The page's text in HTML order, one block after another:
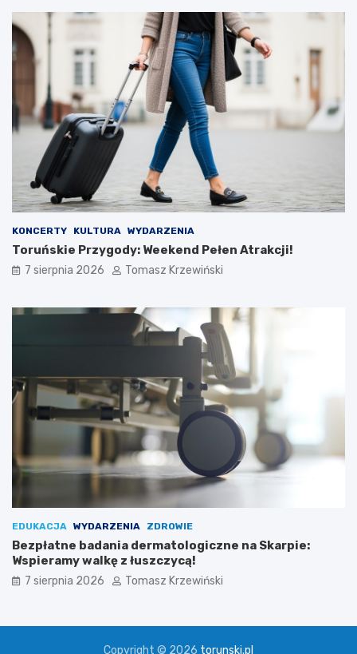
KONCERTY KULTURA WYDARZENIA
Toruńskie Przygody: Weekend Pełen Atrakcji!
7 sierpnia 2026 Tomasz Krzewiński
EDUKACJA WYDARZENIA ZDROWIE
Bezpłatne badania dermatologiczne na Skarpie:
Wspieramy walkę z łuszczycą!
7 sierpnia 2026 Tomasz Krzewiński
Copyright © 2026 torunski.pl